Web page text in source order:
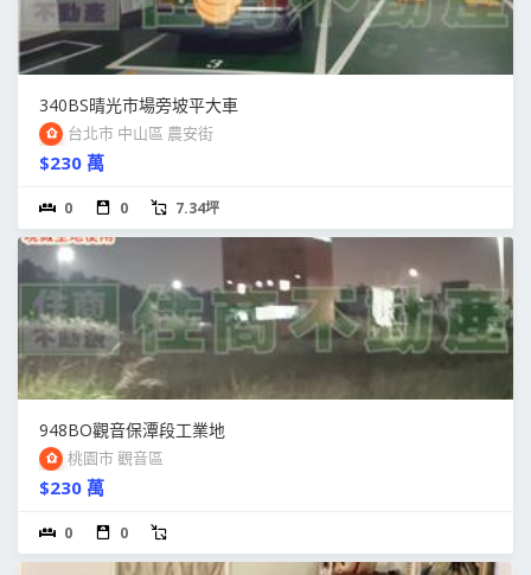
340BS晴光市場旁坡平大車
台北市 中山區 農安街
$230 萬
0 0 7.34坪
948BO觀音保潭段工業地
桃園市 觀音區
$230 萬
0 0